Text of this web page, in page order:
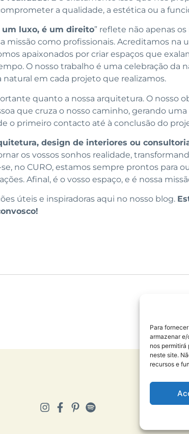
Para
armazenar
nos permitirá
neste site.
recursos e
a qualidade, a estética ou a
luxo, é um direito” reflete não apenas
como profissionais. Acreditamos na
apaixonados por criar espaços que
O nosso trabalho é uma celebração da
em cada projeto que realizamos.
quanto a nossa arquitetura. O nosso
que cruza o nosso caminho, gerando uma
o primeiro contacto até à conclusão do
design de interiores ou
os vossos sonhos realidade,
no CURO, estamos sempre prontos para
Afinal, é o vosso espaço, e é nossa
úteis e inspiradoras aqui no nosso blog.